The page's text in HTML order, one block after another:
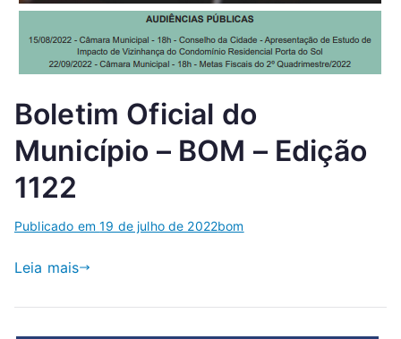
Boletim Oficial do
Município – BOM – Edição
1122
Publicado em19 de julho de 2022bom
Leia mais